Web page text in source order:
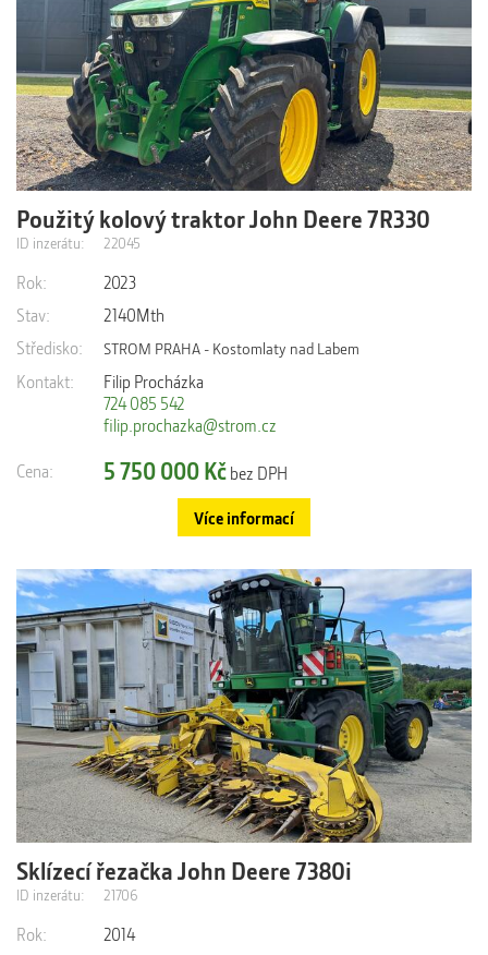
Výrobní číslo:1RW7330SKPD130720 Datum první registrace:
21.9.2023 Převodovka autopowr s CommandPro 50km/h
Použitý kolový traktor John Deere 7R330
ID inzerátu: 22045
Rok:
2023
Stav:
2140Mth
Středisko:
STROM PRAHA - Kostomlaty nad Labem
Kontakt:
Filip Procházka
724 085 542
filip.prochazka@strom.cz
Cena: 5 750 000 Kč bez DPH
Více informací
Výrobní číslo: 1Z07380YEEM513608 Rok výroby: 2014 Najeto:
3948/3025mth PICKUP 630C – 1KM630CGPEE123150, rok
Sklízecí řezačka John Deere 7380i
ID inzerátu: 21706
Rok:
2014